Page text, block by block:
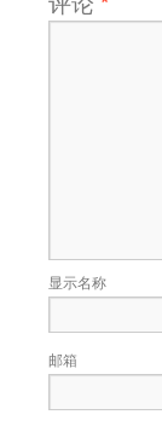
显示名称
邮箱